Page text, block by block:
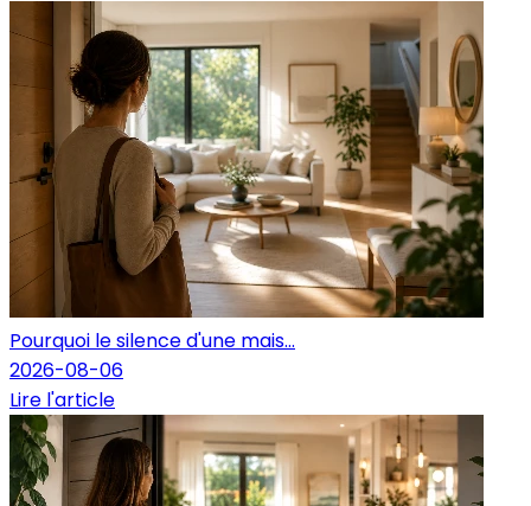
Pourquoi le silence d'une mais...
2026-08-06
Lire l'article